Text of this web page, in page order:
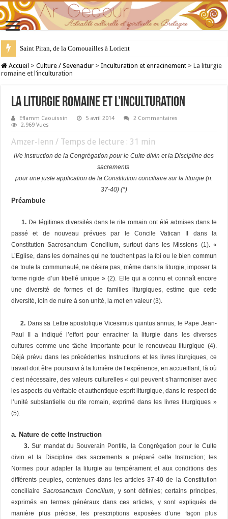
Saint Piran, de la Cornouailles à Lorient
28 juillet : Saint Samson de Dol, père de la Bretagne chrétienne
Accueil > Culture / Sevenadur > Inculturation et enracinement > La liturgie
romaine et l’inculturation
La liturgie romaine et l’inculturation
Eflamm Caouissin 5 avril 2014
2 Commentaires
2,969 Vues
Amzer-lenn / Temps de lecture :31 min
IVe Instruction de la Congrégation pour le Culte divin et la Discipline des
sacrements
pour une juste application de la Constitution conciliaire sur la liturgie (n.
37-40) (*)
Préambule
1. De légitimes diversités dans le rite romain ont été admises dans le
passé et de nouveau prévues par le Concile Vatican II dans la
Constitution Sacrosanctum Concilium, surtout dans les Missions (1). «
L’Eglise, dans les domaines qui ne touchent pas la foi ou le bien commun
de toute la communauté, ne désire pas, même dans la liturgie, imposer la
forme rigide d’un libellé unique » (2). Elle qui a connu et connaît encore
une diversité de formes et de familles liturgiques, estime que cette
diversité, loin de nuire à son unité, la met en valeur (3).
2. Dans sa Lettre apostolique Vicesimus quintus annus , le Pape Jean-
Paul II a indiqué l’effort pour enraciner la liturgie dans les diverses
cultures comme une tâche importante pour le renouveau liturgique (4).
Déjà prévu dans les précédentes Instructions et les livres liturgiques, ce
travail doit être poursuivi à la lumière de l’expérience, en accueillant, là où
c’est nécessaire, des valeurs culturelles « qui peuvent s’harmoniser avec
les aspects du véritable et authentique esprit liturgique, dans le respect de
l’unité substantielle du rite romain, exprimé dans les livres liturgiques »
(5).
a. Nature de cette Instruction
3. Sur mandat du Souverain Pontife, la Congrégation pour le Culte
divin et la Discipline des sacrements a préparé cette Instruction; les
Normes pour adapter la liturgie au tempérament et aux conditions des
différents peuples, contenues dans les articles 37-40 de la Constitution
conciliaire Sacrosanctum Concilium, y sont définies; certains principes,
exprimés en termes généraux dans ces articles, y sont expliqués de
manière plus précise, les prescriptions exposées d’une façon plus